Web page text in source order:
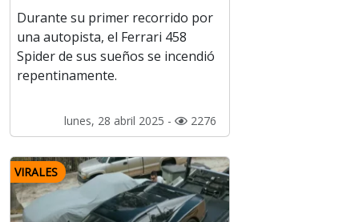
Durante su primer recorrido por
una autopista, el Ferrari 458
Spider de sus sueños se incendió
repentinamente.
lunes, 28 abril 2025 - 2276
VIRALES